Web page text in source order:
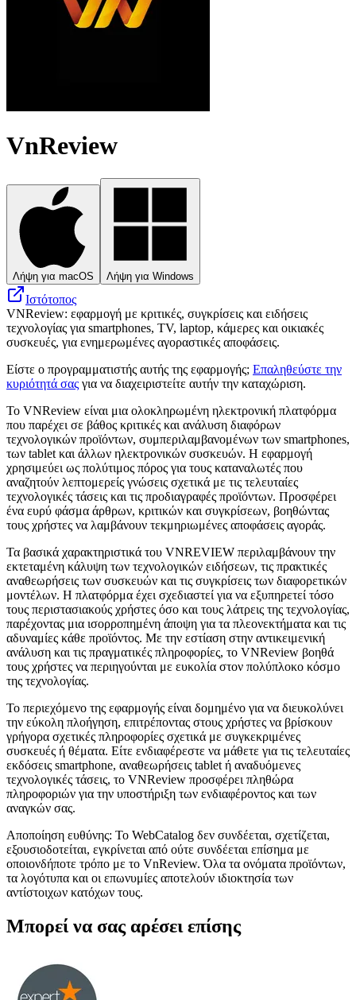
VnReview
Λήψη για macOS Λήψη για Windows
Ιστότοπος
VNReview: εφαρμογή με κριτικές, συγκρίσεις και ειδήσεις
τεχνολογίας για smartphones, TV, laptop, κάμερες και οικιακές
συσκευές, για ενημερωμένες αγοραστικές αποφάσεις.
Είστε ο προγραμματιστής αυτής της εφαρμογής; Επαληθεύστε την
κυριότητά σας για να διαχειριστείτε αυτήν την καταχώριση.
Το VNReview είναι μια ολοκληρωμένη ηλεκτρονική πλατφόρμα
που παρέχει σε βάθος κριτικές και ανάλυση διαφόρων
τεχνολογικών προϊόντων, συμπεριλαμβανομένων των smartphones,
των tablet και άλλων ηλεκτρονικών συσκευών. Η εφαρμογή
χρησιμεύει ως πολύτιμος πόρος για τους καταναλωτές που
αναζητούν λεπτομερείς γνώσεις σχετικά με τις τελευταίες
τεχνολογικές τάσεις και τις προδιαγραφές προϊόντων. Προσφέρει
ένα ευρύ φάσμα άρθρων, κριτικών και συγκρίσεων, βοηθώντας
τους χρήστες να λαμβάνουν τεκμηριωμένες αποφάσεις αγοράς.
Τα βασικά χαρακτηριστικά του VNREVIEW περιλαμβάνουν την
εκτεταμένη κάλυψη των τεχνολογικών ειδήσεων, τις πρακτικές
αναθεωρήσεις των συσκευών και τις συγκρίσεις των διαφορετικών
μοντέλων. Η πλατφόρμα έχει σχεδιαστεί για να εξυπηρετεί τόσο
τους περιστασιακούς χρήστες όσο και τους λάτρεις της τεχνολογίας,
παρέχοντας μια ισορροπημένη άποψη για τα πλεονεκτήματα και τις
αδυναμίες κάθε προϊόντος. Με την εστίαση στην αντικειμενική
ανάλυση και τις πραγματικές πληροφορίες, το VNReview βοηθά
τους χρήστες να περιηγούνται με ευκολία στον πολύπλοκο κόσμο
της τεχνολογίας.
Το περιεχόμενο της εφαρμογής είναι δομημένο για να διευκολύνει
την εύκολη πλοήγηση, επιτρέποντας στους χρήστες να βρίσκουν
γρήγορα σχετικές πληροφορίες σχετικά με συγκεκριμένες
συσκευές ή θέματα. Είτε ενδιαφέρεστε να μάθετε για τις τελευταίες
εκδόσεις smartphone, αναθεωρήσεις tablet ή αναδυόμενες
τεχνολογικές τάσεις, το VNReview προσφέρει πληθώρα
πληροφοριών για την υποστήριξη των ενδιαφέροντος και των
αναγκών σας.
Αποποίηση ευθύνης: Το WebCatalog δεν συνδέεται, σχετίζεται,
εξουσιοδοτείται, εγκρίνεται από ούτε συνδέεται επίσημα με
οποιονδήποτε τρόπο με το VnReview. Όλα τα ονόματα προϊόντων,
τα λογότυπα και οι επωνυμίες αποτελούν ιδιοκτησία των
αντίστοιχων κατόχων τους.
Μπορεί να σας αρέσει επίσης